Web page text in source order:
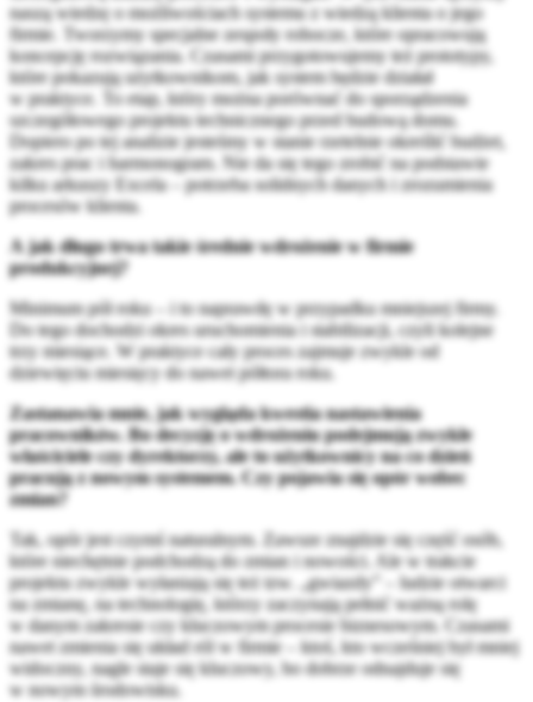
naszą wiedzę o możliwościach systemu z wiedzą klienta o jego
firmie. Tworzymy specjalne zespoły robocze, które opracowują
koncepcję rozwiązania. Czasami przygotowujemy też prototypy,
które pokazują użytkownikom, jak system będzie działał
w praktyce. To etap, który można porównać do sporządzenia
szczegółowego projektu technicznego przed budową domu.
Dopiero po tej analizie jesteśmy w stanie rzetelnie określić budżet,
zakres prac i harmonogram. Nie da się tego zrobić na podstawie
kilku arkuszy Excela – potrzeba solidnych danych i zrozumienia
procesów klienta.
A jak długo trwa takie średnie wdrożenie w firmie
produkcyjnej?
Minimum pół roku – i to naprawdę w przypadku mniejszej firmy.
Do tego dochodzi okres uruchomienia i stabilizacji, czyli kolejne
trzy miesiące. W praktyce cały proces zajmuje zwykle od
dziewięciu miesięcy do nawet półtora roku.
Zastanawia mnie, jak wygląda kwestia nastawienia
pracowników. Bo decyzję o wdrożeniu podejmują zwykle
właściciele czy dyrektorzy, ale to użytkownicy na co dzień
pracują z nowym systemem. Czy pojawia się opór wobec
zmian?
Tak, opór jest czymś naturalnym. Zawsze znajdzie się część osób,
które niechętnie podchodzą do zmian i nowości. Ale w trakcie
projektu zwykle wyłaniają się też tzw. „gwiazdy” – ludzie otwarci
na zmianę, na technologię, którzy zaczynają pełnić ważną rolę
w danym zakresie czy kluczowym procesie biznesowym. Czasami
nawet zmienia się układ ról w firmie – ktoś, kto wcześniej był mniej
widoczny, nagle staje się kluczowy, bo dobrze odnajduje się
w nowym środowisku.